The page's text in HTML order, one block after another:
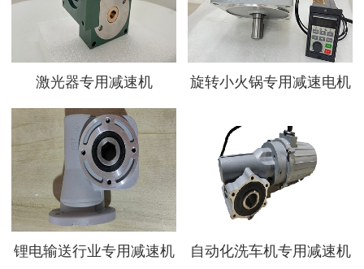
激光器专用减速机 旋转小火锅专用减速电机
锂电输送行业专用减速机 自动化洗车机专用减速机